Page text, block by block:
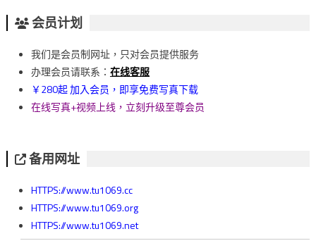
会员计划
我们是会员制网址，只对会员提供服务
办理会员请联系： 在线客服
￥280起 加入会员，即享免费写真下载
在线写真+视频上线，立刻升级至尊会员
备用网址
HTTPS://www.tu1069.cc
HTTPS://www.tu1069.org
HTTPS://www.tu1069.net